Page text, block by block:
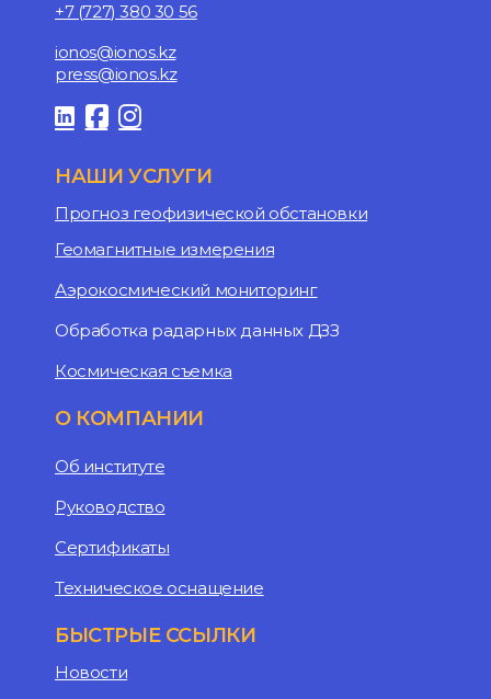
+7 (727) 380 30 56
ionos@ionos.kz
press@ionos.kz
НАШИ УСЛУГИ
Прогноз геофизической обстановки
Геомагнитные измерения
Аэрокосмический мониторинг
Обработка радарных данных ДЗЗ
Космическая съемка
О КОМПАНИИ
Об институте
Руководство
Сертификаты
Техническое оснащение
БЫСТРЫЕ ССЫЛКИ
Новости